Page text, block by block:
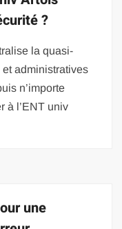
?
la quasi-
administratives
n’importe
à l’ENT univ
une